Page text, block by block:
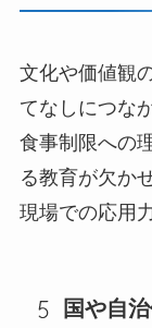
文化や価値観
てなしにつな
食事制限への
る教育が欠か
現場での応用
国や自